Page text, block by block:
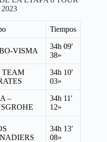
Tiempos
VISMA
34h 09′
38»
TEAM
34h 10′
03»
–
34h 11′
12»
34h 13′
08»